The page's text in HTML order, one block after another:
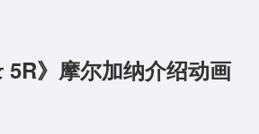
V
5R》摩尔加纳介绍动画